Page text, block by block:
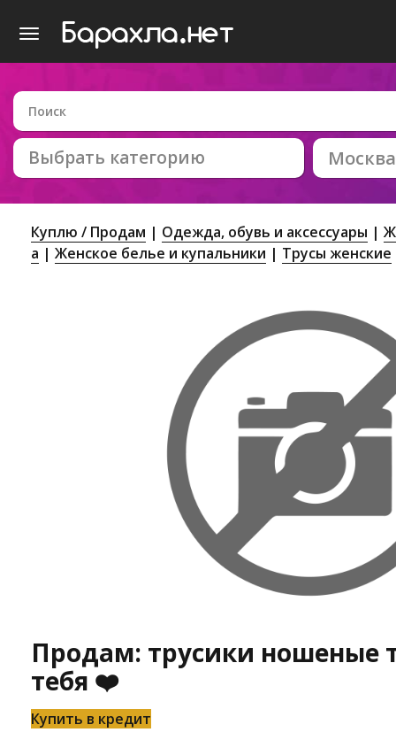
Выбрать категорию Москва
Куплю / Продам Одежда, обувь и аксессуары
а
Женское белье и купальники Трусы женские
Продам: трусики ношеные
тебя ❤️
Купить в кредит